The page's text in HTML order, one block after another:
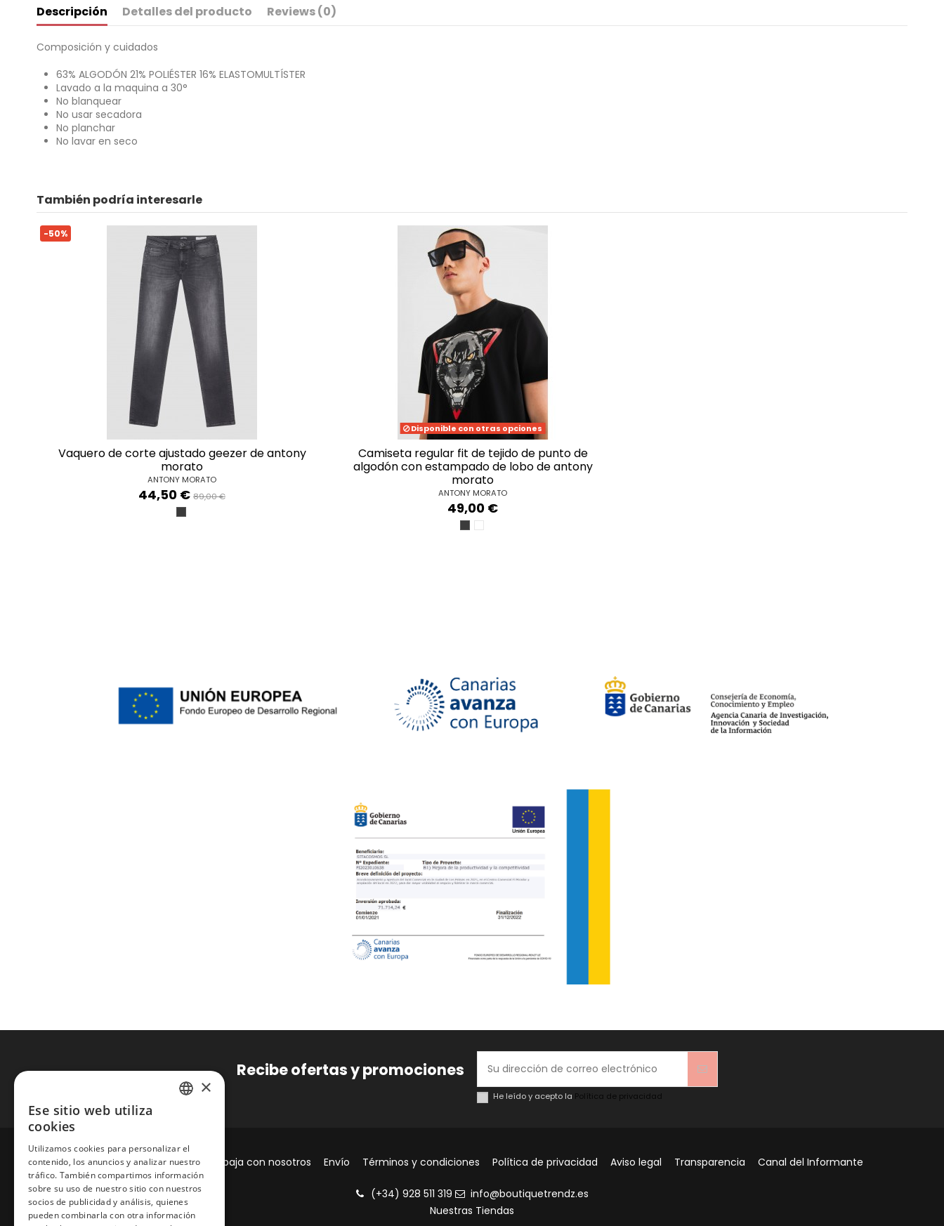
Descripción Detalles del producto Reviews (0)
Composición y cuidados
63% ALGODÓN 21% POLIÉSTER 16% ELASTOMULTÍSTER
Lavado a la maquina a 30°
No blanquear
No usar secadora
No planchar
No lavar en seco
ean13 2000003928804
También podría interesarle
-50%
vaquero de corte ajustado geezer de antony
morato
ANTONY MORATO
44,50 € 89,00 €
NERO
Disponible con otras opciones
camiseta regular fit de tejido de punto de
algodón con estampado de lobo de antony
morato
ANTONY MORATO
49,00 €
NEROBIANCO
Recibe ofertas y promociones
He leído y acepto la Política de privacidad
Marcas Sobre nosotros Trabaja con nosotros Envío Términos y condiciones Política de privacidad Aviso legal Transparencia Canal del Informante
(+34) 928 511 319
info@boutiquetrendz.es
Nuestras Tiendas
×
Ese sitio web utiliza
cookies
Utilizamos cookies para personalizar el
contenido, los anuncios y analizar nuestro
tráfico. También compartimos información
sobre su uso de nuestro sitio con nuestros
socios de publicidad y análisis, quienes
pueden combinarla con otra información